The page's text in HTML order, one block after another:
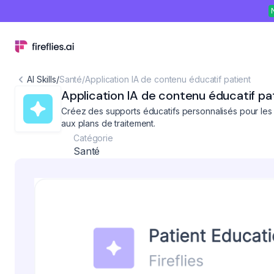
AI Skills/Santé/Application IA de contenu éducatif patient
Application IA de contenu éducatif
Créez des supports éducatifs personnalisés pour
aux plans de traitement.
Catégorie
Santé